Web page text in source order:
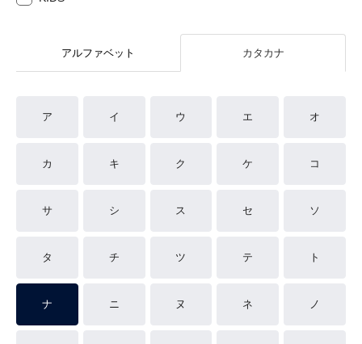
アルファベット カタカナ
ア イ ウ エ オ
カ キ ク ケ コ
サ シ ス セ ソ
タ チ ツ テ ト
ナ ニ ヌ ネ ノ